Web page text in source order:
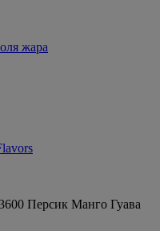
жара
Персик Манго Гуава